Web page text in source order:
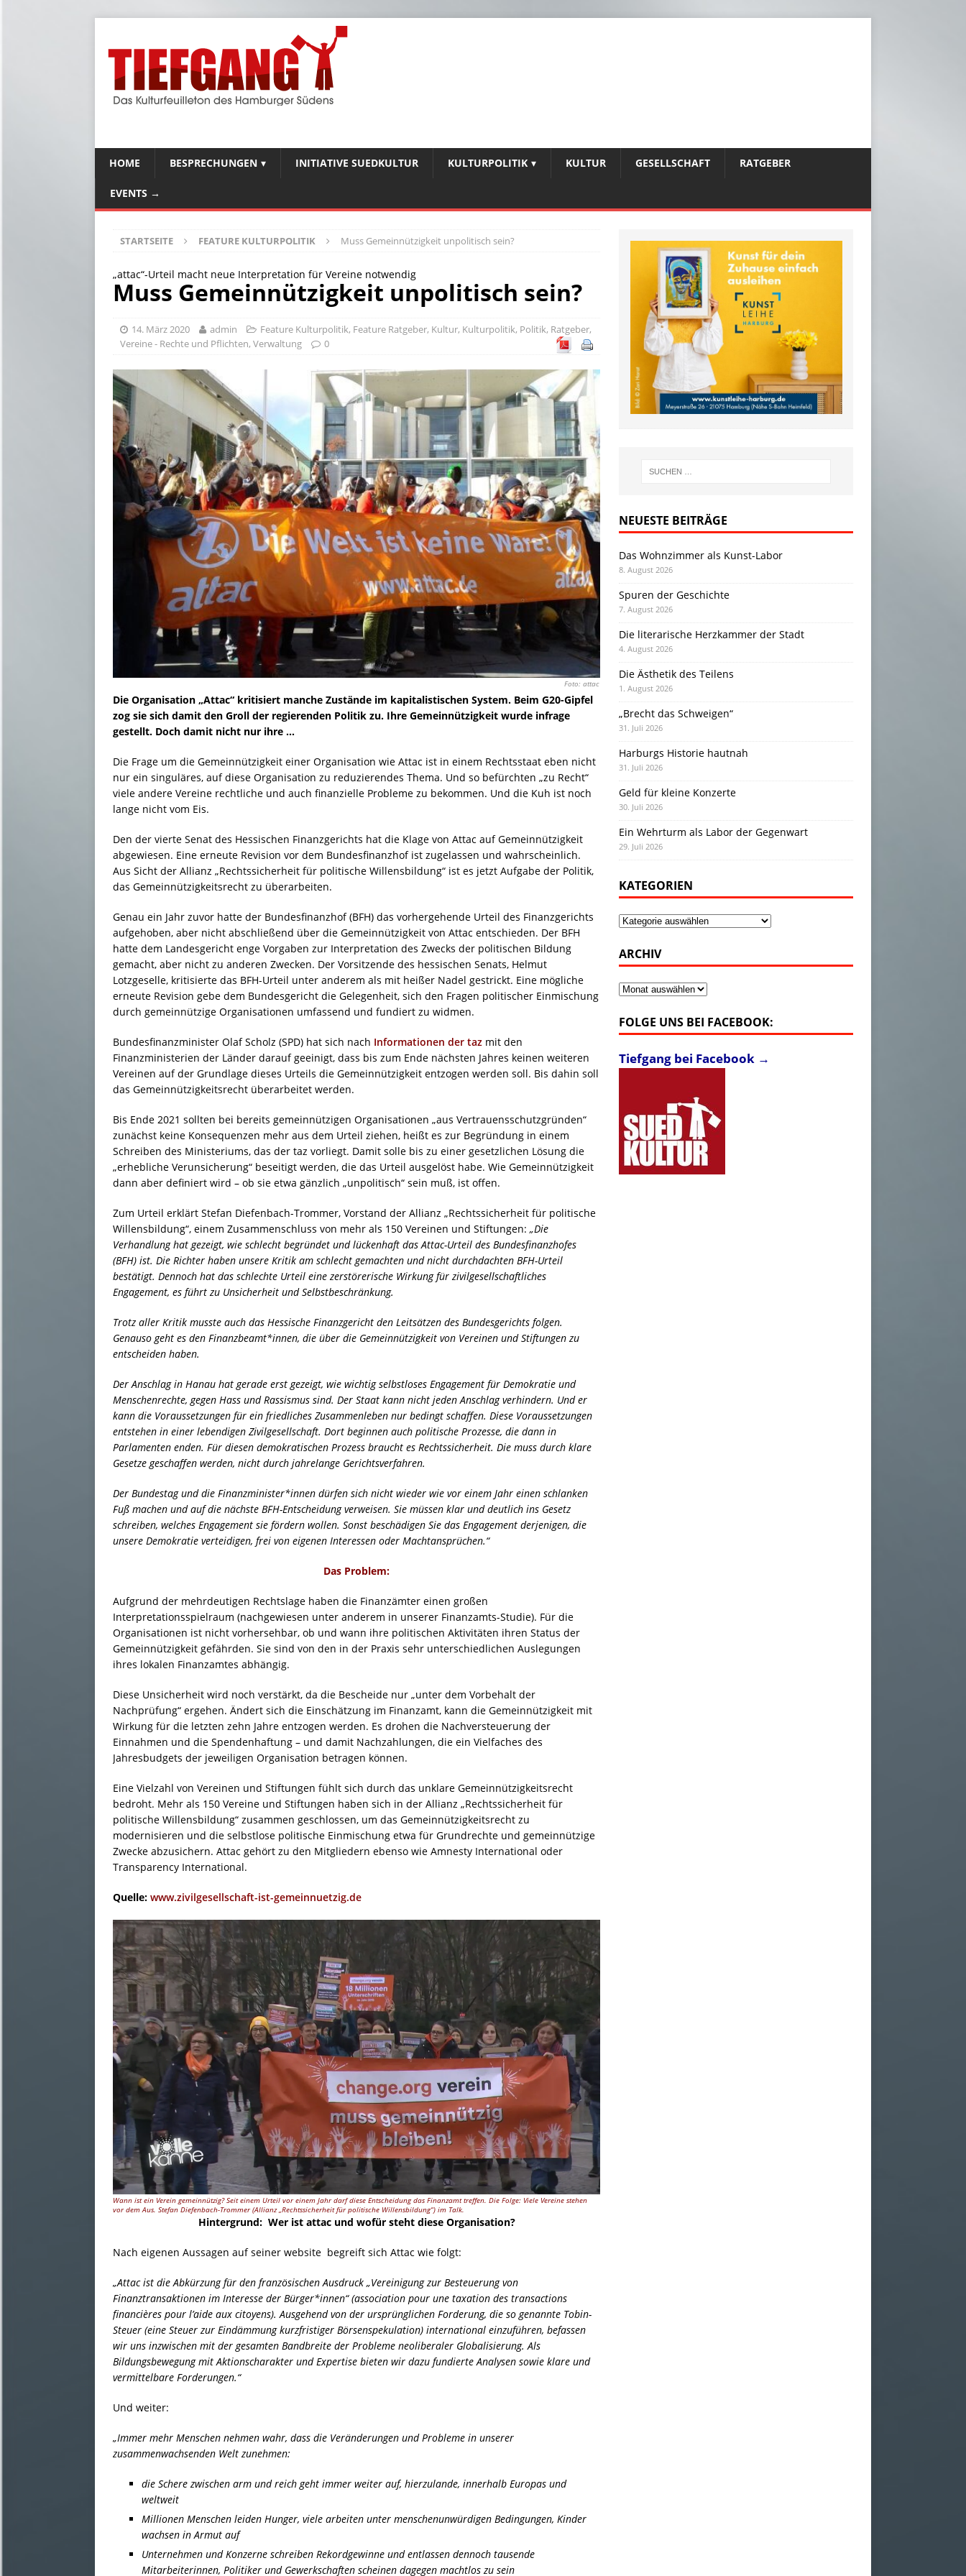
HOME BESPRECHUNGEN INITIATIVE SUEDKULTUR KULTURPOLITIK KULTUR GESELLSCHAFT RATGEBER
EVENTS →
STARTSEITE FEATURE KULTURPOLITIK Muss Gemeinnützigkeit unpolitisch sein?
„attac“-Urteil macht neue Interpretation für Vereine notwendig
Muss Gemeinnützigkeit unpolitisch sein?
14. März 2020 admin Feature Kulturpolitik, Feature Ratgeber, Kultur, Kulturpolitik, Politik, Ratgeber,
Vereine - Rechte und Pflichten, Verwaltung 0
Foto: attac
Die Organisation „Attac“ kritisiert manche Zustände im kapitalistischen System. Beim G20-Gipfel
zog sie sich damit den Groll der regierenden Politik zu. Ihre Gemeinnützigkeit wurde infrage
gestellt. Doch damit nicht nur ihre …
Die Frage um die Gemeinnützigkeit einer Organisation wie Attac ist in einem Rechtsstaat eben nicht
nur ein singuläres, auf diese Organisation zu reduzierendes Thema. Und so befürchten „zu Recht“
viele andere Vereine rechtliche und auch finanzielle Probleme zu bekommen. Und die Kuh ist noch
lange nicht vom Eis.
Den der vierte Senat des Hessischen Finanzgerichts hat die Klage von Attac auf Gemeinnützigkeit
abgewiesen. Eine erneute Revision vor dem Bundesfinanzhof ist zugelassen und wahrscheinlich.
Aus Sicht der Allianz „Rechtssicherheit für politische Willensbildung“ ist es jetzt Aufgabe der Politik,
das Gemeinnützigkeitsrecht zu überarbeiten.
Genau ein Jahr zuvor hatte der Bundesfinanzhof (BFH) das vorhergehende Urteil des Finanzgerichts
aufgehoben, aber nicht abschließend über die Gemeinnützigkeit von Attac entschieden. Der BFH
hatte dem Landesgericht enge Vorgaben zur Interpretation des Zwecks der politischen Bildung
gemacht, aber nicht zu anderen Zwecken. Der Vorsitzende des hessischen Senats, Helmut
Lotzgeselle, kritisierte das BFH-Urteil unter anderem als mit heißer Nadel gestrickt. Eine mögliche
erneute Revision gebe dem Bundesgericht die Gelegenheit, sich den Fragen politischer Einmischung
durch gemeinnützige Organisationen umfassend und fundiert zu widmen.
Bundesfinanzminister Olaf Scholz (SPD) hat sich nach Informationen der taz mit den
Finanzministerien der Länder darauf geeinigt, dass bis zum Ende nächsten Jahres keinen weiteren
Vereinen auf der Grundlage dieses Urteils die Gemeinnützigkeit entzogen werden soll. Bis dahin soll
das Gemeinnützigkeitsrecht überarbeitet werden.
Bis Ende 2021 sollten bei bereits gemeinnützigen Organisationen „aus Vertrauensschutzgründen“
zunächst keine Konsequenzen mehr aus dem Urteil ziehen, heißt es zur Begründung in einem
Schreiben des Ministeriums, das der taz vorliegt. Damit solle bis zu einer gesetzlichen Lösung die
„erhebliche Verunsicherung“ beseitigt werden, die das Urteil ausgelöst habe. Wie Gemeinnützigkeit
dann aber definiert wird – ob sie etwa gänzlich „unpolitisch“ sein muß, ist offen.
Zum Urteil erklärt Stefan Diefenbach-Trommer, Vorstand der Allianz „Rechtssicherheit für politische
Willensbildung“, einem Zusammenschluss von mehr als 150 Vereinen und Stiftungen: „Die
Verhandlung hat gezeigt, wie schlecht begründet und lückenhaft das Attac-Urteil des Bundesfinanzhofes
(BFH) ist. Die Richter haben unsere Kritik am schlecht gemachten und nicht durchdachten BFH-Urteil
bestätigt. Dennoch hat das schlechte Urteil eine zerstörerische Wirkung für zivilgesellschaftliches
Engagement, es führt zu Unsicherheit und Selbstbeschränkung.
Trotz aller Kritik musste auch das Hessische Finanzgericht den Leitsätzen des Bundesgerichts folgen.
Genauso geht es den Finanzbeamt*innen, die über die Gemeinnützigkeit von Vereinen und Stiftungen zu
entscheiden haben.
Der Anschlag in Hanau hat gerade erst gezeigt, wie wichtig selbstloses Engagement für Demokratie und
Menschenrechte, gegen Hass und Rassismus sind. Der Staat kann nicht jeden Anschlag verhindern. Und er
kann die Voraussetzungen für ein friedliches Zusammenleben nur bedingt schaffen. Diese Voraussetzungen
entstehen in einer lebendigen Zivilgesellschaft. Dort beginnen auch politische Prozesse, die dann in
Parlamenten enden. Für diesen demokratischen Prozess braucht es Rechtssicherheit. Die muss durch klare
Gesetze geschaffen werden, nicht durch jahrelange Gerichtsverfahren.
Der Bundestag und die Finanzminister*innen dürfen sich nicht wieder wie vor einem Jahr einen schlanken
Fuß machen und auf die nächste BFH-Entscheidung verweisen. Sie müssen klar und deutlich ins Gesetz
schreiben, welches Engagement sie fördern wollen. Sonst beschädigen Sie das Engagement derjenigen, die
unsere Demokratie verteidigen, frei von eigenen Interessen oder Machtansprüchen.“
Das Problem:
Aufgrund der mehrdeutigen Rechtslage haben die Finanzämter einen großen
Interpretationsspielraum (nachgewiesen unter anderem in unserer Finanzamts-Studie). Für die
Organisationen ist nicht vorhersehbar, ob und wann ihre politischen Aktivitäten ihren Status der
Gemeinnützigkeit gefährden. Sie sind von den in der Praxis sehr unterschiedlichen Auslegungen
ihres lokalen Finanzamtes abhängig.
Diese Unsicherheit wird noch verstärkt, da die Bescheide nur „unter dem Vorbehalt der
Nachprüfung“ ergehen. Ändert sich die Einschätzung im Finanzamt, kann die Gemeinnützigkeit mit
Wirkung für die letzten zehn Jahre entzogen werden. Es drohen die Nachversteuerung der
Einnahmen und die Spendenhaftung – und damit Nachzahlungen, die ein Vielfaches des
Jahresbudgets der jeweiligen Organisation betragen können.
Eine Vielzahl von Vereinen und Stiftungen fühlt sich durch das unklare Gemeinnützigkeitsrecht
bedroht. Mehr als 150 Vereine und Stiftungen haben sich in der Allianz „Rechtssicherheit für
politische Willensbildung“ zusammen geschlossen, um das Gemeinnützigkeitsrecht zu
modernisieren und die selbstlose politische Einmischung etwa für Grundrechte und gemeinnützige
Zwecke abzusichern. Attac gehört zu den Mitgliedern ebenso wie Amnesty International oder
Transparency International.
Quelle: www.zivilgesellschaft-ist-gemeinnuetzig.de
Wann ist ein Verein gemeinnützig? Seit einem Urteil vor einem Jahr darf diese Entscheidung das Finanzamt treffen. Die Folge: Viele Vereine stehen
vor dem Aus. Stefan Diefenbach-Trommer (Allianz „Rechtssicherheit für politische Willensbildung“) im Talk.
Hintergrund: Wer ist attac und wofür steht diese Organisation?
Nach eigenen Aussagen auf seiner website begreift sich Attac wie folgt:
„Attac ist die Abkürzung für den französischen Ausdruck „Vereinigung zur Besteuerung von
Finanztransaktionen im Interesse der Bürger*innen“ (association pour une taxation des transactions
financières pour l’aide aux citoyens). Ausgehend von der ursprünglichen Forderung, die so genannte Tobin-
Steuer (eine Steuer zur Eindämmung kurzfristiger Börsenspekulation) international einzuführen, befassen
wir uns inzwischen mit der gesamten Bandbreite der Probleme neoliberaler Globalisierung. Als
Bildungsbewegung mit Aktionscharakter und Expertise bieten wir dazu fundierte Analysen sowie klare und
vermittelbare Forderungen.“
Und weiter:
„Immer mehr Menschen nehmen wahr, dass die Veränderungen und Probleme in unserer
zusammenwachsenden Welt zunehmen:
die Schere zwischen arm und reich geht immer weiter auf, hierzulande, innerhalb Europas und
weltweit
Millionen Menschen leiden Hunger, viele arbeiten unter menschenunwürdigen Bedingungen, Kinder
wachsen in Armut auf
Unternehmen und Konzerne schreiben Rekordgewinne und entlassen dennoch tausende
Mitarbeiterinnen, Politiker und Gewerkschaften scheinen dagegen machtlos zu sein
NEUESTE BEITRÄGE
Das Wohnzimmer als Kunst-Labor
8. August 2026
Spuren der Geschichte
7. August 2026
Die literarische Herzkammer der Stadt
4. August 2026
Die Ästhetik des Teilens
1. August 2026
„Brecht das Schweigen“
31. Juli 2026
Harburgs Historie hautnah
31. Juli 2026
Geld für kleine Konzerte
30. Juli 2026
Ein Wehrturm als Labor der Gegenwart
29. Juli 2026
KATEGORIEN
Kategorien
ARCHIV
Archiv
FOLGE UNS BEI FACEBOOK:
Tiefgang bei Facebook →